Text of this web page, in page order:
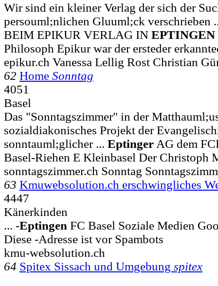
Wir sind ein kleiner Verlag der sich der
persouml;nlichen Gluuml;ck
BEIM EPIKUR VERLAG IN EPTINGEN
Philosoph Epikur war der ersteder
epikur.ch Vanessa Lellig Rost Christian
62 Home Sonntag
4051
Basel
Das "Sonntagszimmer" in der
sozialdiakonisches Projekt der
sonntauml;glicher ... Eptinger AG dem
Basel-Riehen E Kleinbasel Der Christoph
sonntagszimmer.ch Sonntag
63 Kmuwebsolution.ch erschwingliches
4447
Känerkinden
... -Eptingen FC Basel Soziale Medien
Diese -Adresse ist vor Spambots
kmu-websolution.ch
64 Spitex Sissach und Umgebung spitex